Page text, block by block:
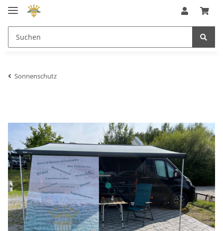
Sonnenschutz